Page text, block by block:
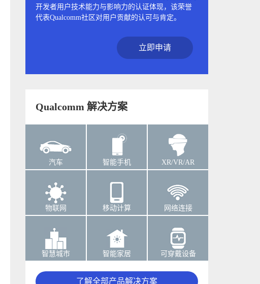
开发者用户技术能力与影响力的认证体现，该荣誉
代表Qualcomm社区对用户贡献的认可与肯定。
立即申请
Qualcomm 解决方案
汽车 智能手机 XR/VR/AR
物联网 移动计算 网络连接
智慧城市 智能家居 可穿戴设备
了解全部产品解决方案